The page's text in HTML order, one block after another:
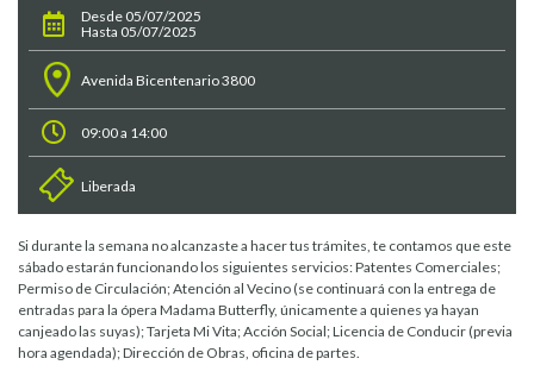
Desde 05/07/2025
Hasta 05/07/2025
Avenida Bicentenario 3800
09:00 a 14:00
Liberada
Si durante la semana no alcanzaste a hacer tus trámites, te contamos que este
sábado estarán funcionando los siguientes servicios: Patentes Comerciales;
Permiso de Circulación; Atención al Vecino (se continuará con la entrega de
entradas para la ópera Madama Butterfly, únicamente a quienes ya hayan
canjeado las suyas); Tarjeta Mi Vita; Acción Social; Licencia de Conducir (previa
hora agendada); Dirección de Obras, oficina de partes.